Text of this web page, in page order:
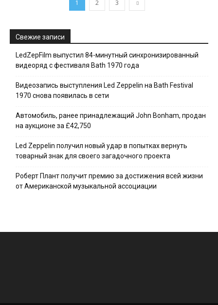
1 2 3
Свежие записи
LedZepFilm выпустил 84-минутный синхронизированный
видеоряд с фестиваля Bath 1970 года
Видеозапись выступления Led Zeppelin на Bath Festival
1970 снова появилась в сети
Автомобиль, ранее принадлежащий John Bonham, продан
на аукционе за £42,750
Led Zeppelin получил новый удар в попытках вернуть
товарный знак для своего загадочного проекта
Роберт Плант получит премию за достижения всей жизни
от Американской музыкальной ассоциации